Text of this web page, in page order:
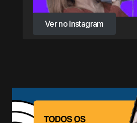
Ver no Instagram
Ver no Instagram